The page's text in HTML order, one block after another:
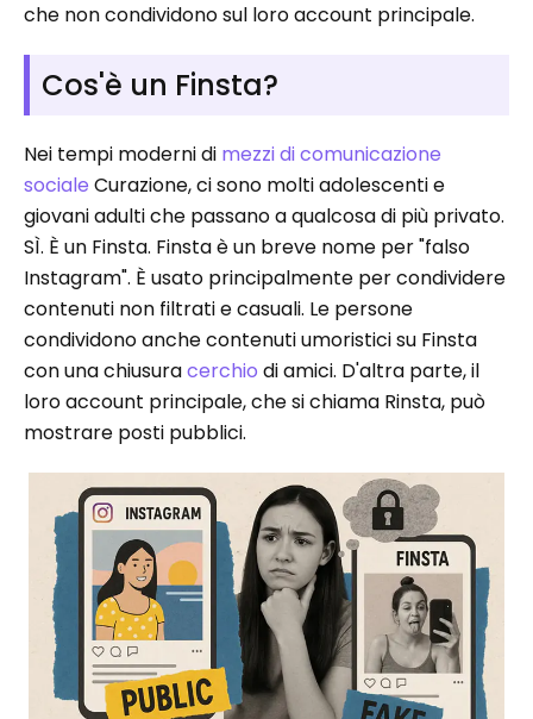
che non condividono sul loro account principale.
Cos'è un Finsta?
Nei tempi moderni di mezzi di comunicazione
sociale Curazione, ci sono molti adolescenti e
giovani adulti che passano a qualcosa di più privato.
SÌ. È un Finsta. Finsta è un breve nome per "falso
Instagram". È usato principalmente per condividere
contenuti non filtrati e casuali. Le persone
condividono anche contenuti umoristici su Finsta
con una chiusuracerchio di amici. D'altra parte, il
loro account principale, che si chiama Rinsta, può
mostrare posti pubblici.